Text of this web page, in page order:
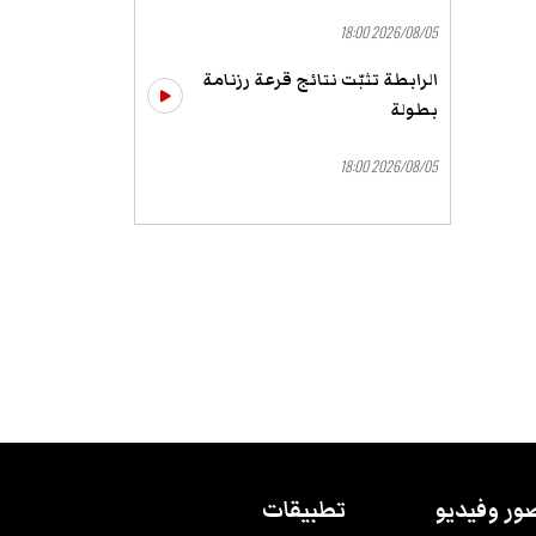
2026/08/05 18:00
الرابطة تثبّت نتائج قرعة رزنامة
بطولة
2026/08/05 18:00
وفيديو تطبيقات